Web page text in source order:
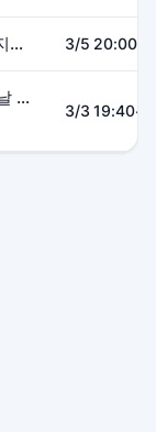
[유입환영] 합방 전까지 토크 | 트롤만..하지말쟈.. 난..종겜스니까..할 수있쒀 (^._.^;)՞ ՞ ᵐᵉᵒʷˎˊ˗ 3/5
[유입환영]뉴 헤어&의상 공개 | 유행에 맨날 뒤쳐지는 고양이의 얍얍! 마법 얍얍! (´-ᴗ-⸝⸝ก) ᵐᵉᵒʷˎˊ˗
3/3